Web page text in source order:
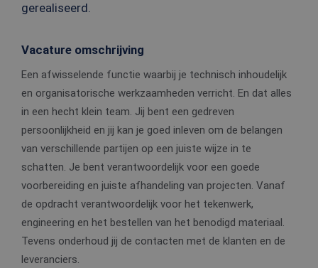
gerealiseerd.
Vacature omschrijving
Een afwisselende functie waarbij je technisch inhoudelijk
en organisatorische werkzaamheden verricht. En dat alles
in een hecht klein team. Jij bent een gedreven
persoonlijkheid en jij kan je goed inleven om de belangen
van verschillende partijen op een juiste wijze in te
schatten. Je bent verantwoordelijk voor een goede
voorbereiding en juiste afhandeling van projecten. Vanaf
de opdracht verantwoordelijk voor het tekenwerk,
engineering en het bestellen van het benodigd materiaal.
Tevens onderhoud jij de contacten met de klanten en de
leveranciers.